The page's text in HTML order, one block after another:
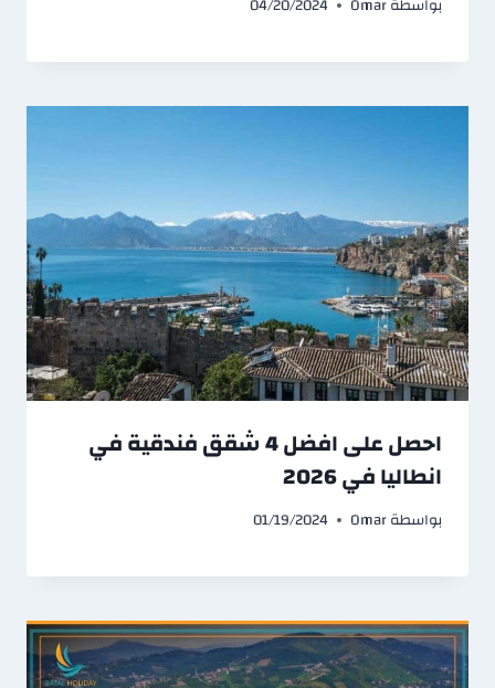
احصل على افضل 4 شقق فندقية في
انطاليا في 2026
بواسطةOmar
01/19/2024